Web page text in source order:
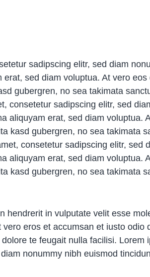
sadipscing elitr, sed diam
erat, sed diam voluptua. At vero
gubergren, no sea takimata
consetetur sadipscing elitr, sed
aliquyam erat, sed diam voluptua.
kasd gubergren, no sea takimata
consetetur sadipscing elitr, sed
aliquyam erat, sed diam voluptua.
kasd gubergren, no sea takimata
hendrerit in vulputate velit esse
eros et accumsan et iusto odio
te feugait nulla facilisi. Lorem
nonummy nibh euismod